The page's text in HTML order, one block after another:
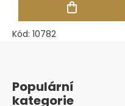
Kód: 10782
Populární
kategorie